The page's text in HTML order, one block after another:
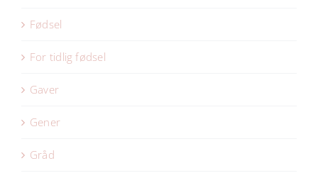
Fødsel
For tidlig fødsel
Gaver
Gener
Gråd